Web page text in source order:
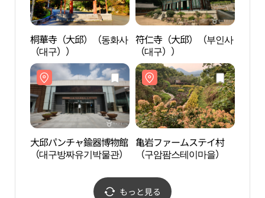
桐華寺（大邱）（동화사
（대구））
符仁寺（大邱）（부인사
（대구））
大邱パンチャ鍮器博物館
（대구방짜유기박물관）
亀岩ファームステイ村
（구암팜스테이마을）
もっと見る